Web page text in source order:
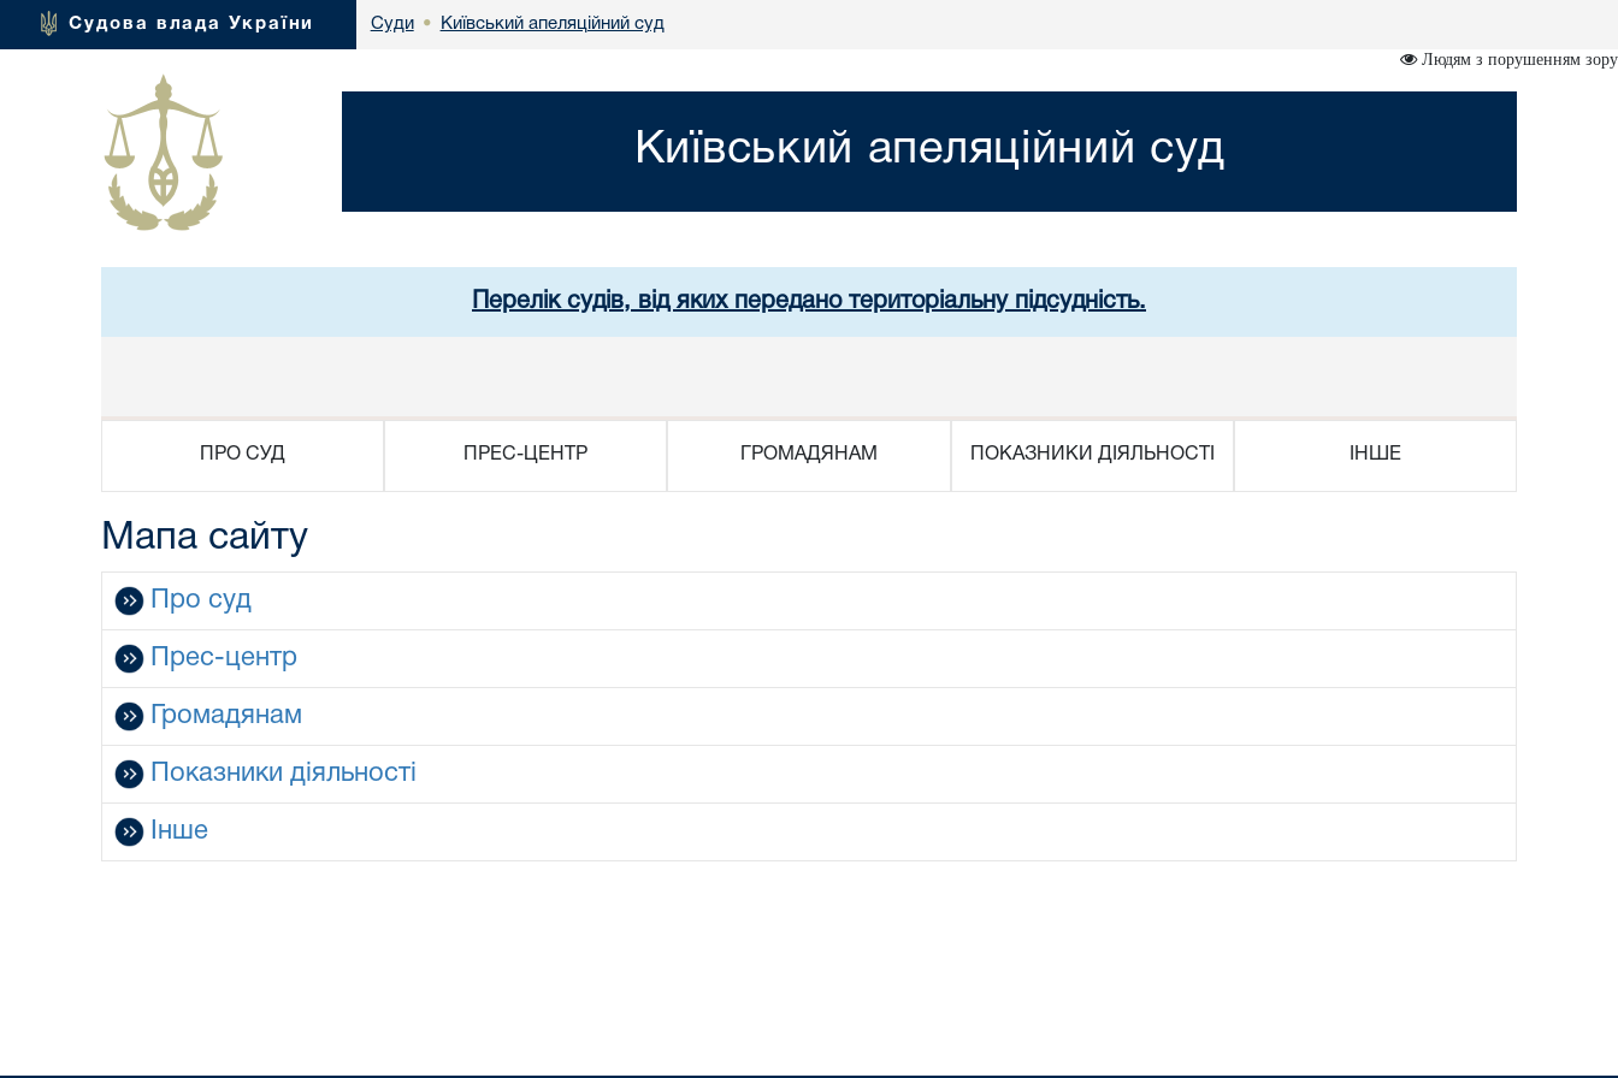
Судова влада України Суди • Київський апеляційний суд
Людям з порушенням зору
Київський апеляційний суд
Перелік судів, від яких передано територіальну підсудність.
ПРО СУД ПРЕС-ЦЕНТР ГРОМАДЯНАМ ПОКАЗНИКИ ДІЯЛЬНОСТІ ІНШЕ
Мапа сайту
Про суд
Прес-центр
Громадянам
Показники діяльності
Інше